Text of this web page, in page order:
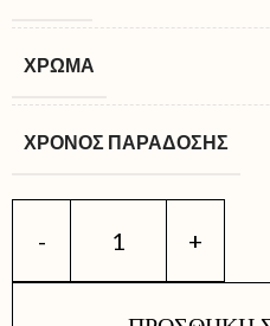
ΧΡΏΜΑ
ΧΡΌΝΟΣ ΠΑΡΆΔΟΣΗΣ